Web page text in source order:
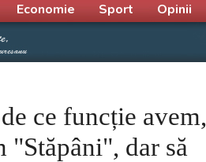
ce funcție avem,
"Stăpâni", dar să
Economie Sport Opinii